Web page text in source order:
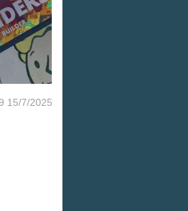
15/7/2025